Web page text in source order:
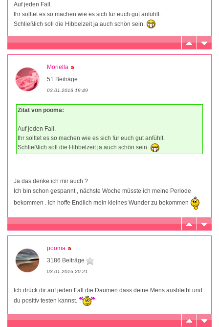
Auf jeden Fall.
Ihr solltet es so machen wie es sich für euch gut anfühlt.
Schließlich soll die Hibbelzeit ja auch schön sein.
Moriella
51 Beiträge
03.01.2016 19:49
Zitat von pooma:
Auf jeden Fall.
Ihr solltet es so machen wie es sich für euch gut anfühlt.
Schließlich soll die Hibbelzeit ja auch schön sein.
Ja das denke ich mir auch ?
Ich bin schon gespannt , nächste Woche müsste ich meine Periode
bekommen . Ich hoffe Endlich mein kleines Wunder zu bekommen
pooma
3186 Beiträge
03.01.2016 20:21
Ich drück dir auf jeden Fall die Daumen dass deine Mens ausbleibt und
du positiv testen kannst.